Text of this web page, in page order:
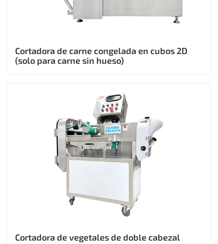
Cortadora de carne congelada en cubos 2D
(solo para carne sin hueso)
Cortadora de vegetales de doble cabezal